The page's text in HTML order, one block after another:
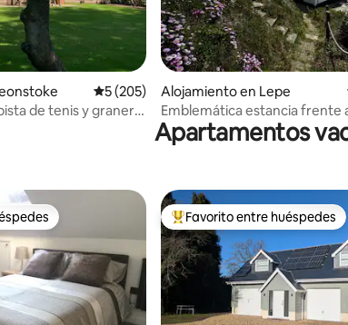
Calificación promedio: 5 de 5, 205
5 (205)
de tenis y granero
Alojamiento en Lepe
Emblemática estancia frente
The Watch House, Lepe
Apartamentos
Favorito entre huéspedes
Favorito entre huéspedes